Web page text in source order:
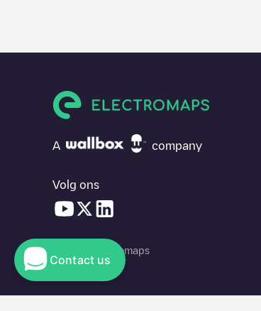
A company
Volg ons
© 2026 Electromaps
Contact us